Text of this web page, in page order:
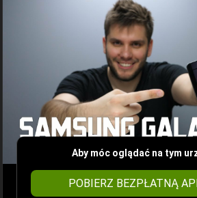
Aby móc oglądać na tym
POBIERZ BEZPŁATNĄ